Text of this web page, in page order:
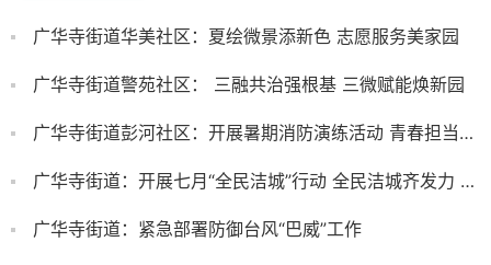
广华寺街道华美社区：夏绘微景添新色 志愿服务美家园
广华寺街道警苑社区： 三融共治强根基 三微赋能焕新园
广华寺街道彭河社区：开展暑期消防演练活动 青春担当护平安 以练筑防保家园
广华寺街道：开展七月“全民洁城”行动 全民洁城齐发力 提质焕新靓家园
广华寺街道：紧急部署防御台风“巴威”工作